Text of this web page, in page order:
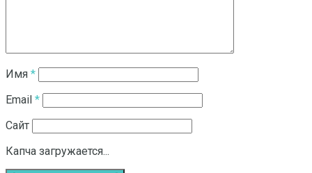
Имя *
Email *
Сайт
Капча загружается...